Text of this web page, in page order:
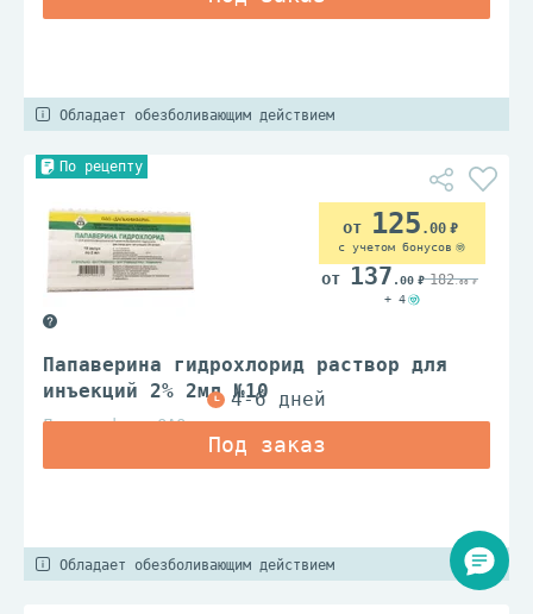
Обладает обезболивающим действием
По рецепту
Папаверина гидрохлорид раствор для
инъекций 2% 2мл №10
Дальхимфарм ОАО
125 .00
с учетом бонусов
137 .00 182.00
+ 4
Обладает обезболивающим действием